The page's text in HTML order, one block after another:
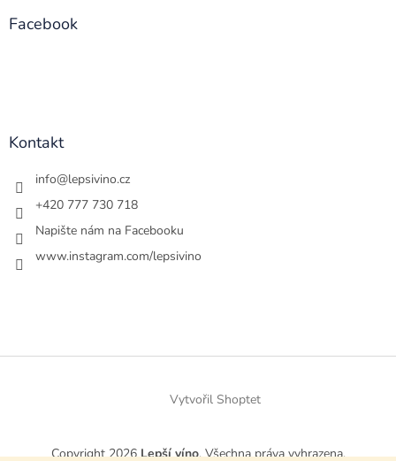
Facebook
Kontakt
info@lepsivino.cz
+420 777 730 718
Napište nám na Facebooku
www.instagram.com/lepsivino
Vytvořil Shoptet
Copyright 2026Lepší víno. Všechna práva vyhrazena.